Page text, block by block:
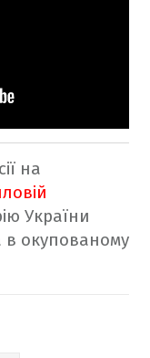
на
України
в окупованому